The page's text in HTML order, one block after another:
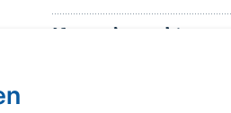
Naturschutzgebiete